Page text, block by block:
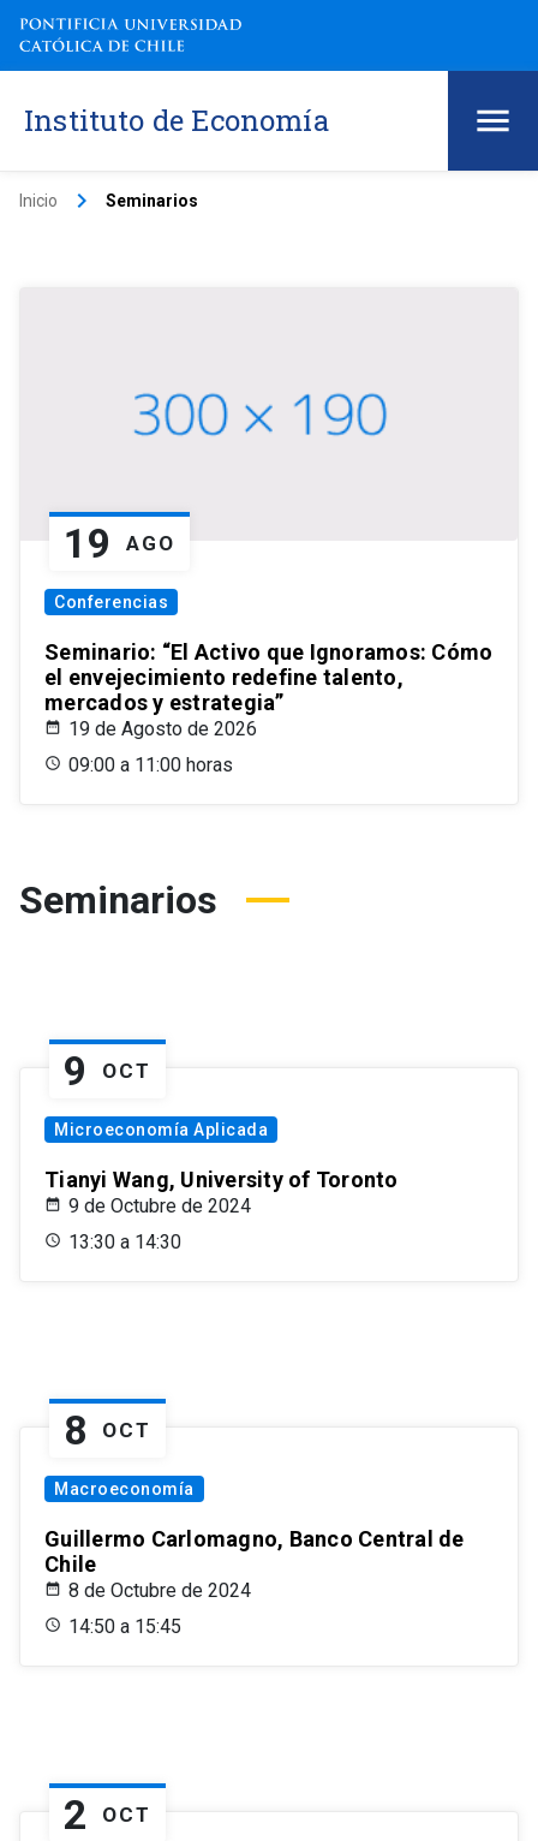
Instituto de Economía
Inicio keyboard_arrow_right Seminarios
19 AGO
Conferencias
Seminario: “El Activo que Ignoramos: Cómo
el envejecimiento redefine talento,
mercados y estrategia”
19 de Agosto de 2026
09:00 a 11:00 horas
Seminarios
9 OCT
Microeconomía Aplicada
Tianyi Wang, University of Toronto
9 de Octubre de 2024
13:30 a 14:30
8 OCT
Macroeconomía
Guillermo Carlomagno, Banco Central de
Chile
8 de Octubre de 2024
14:50 a 15:45
2 OCT